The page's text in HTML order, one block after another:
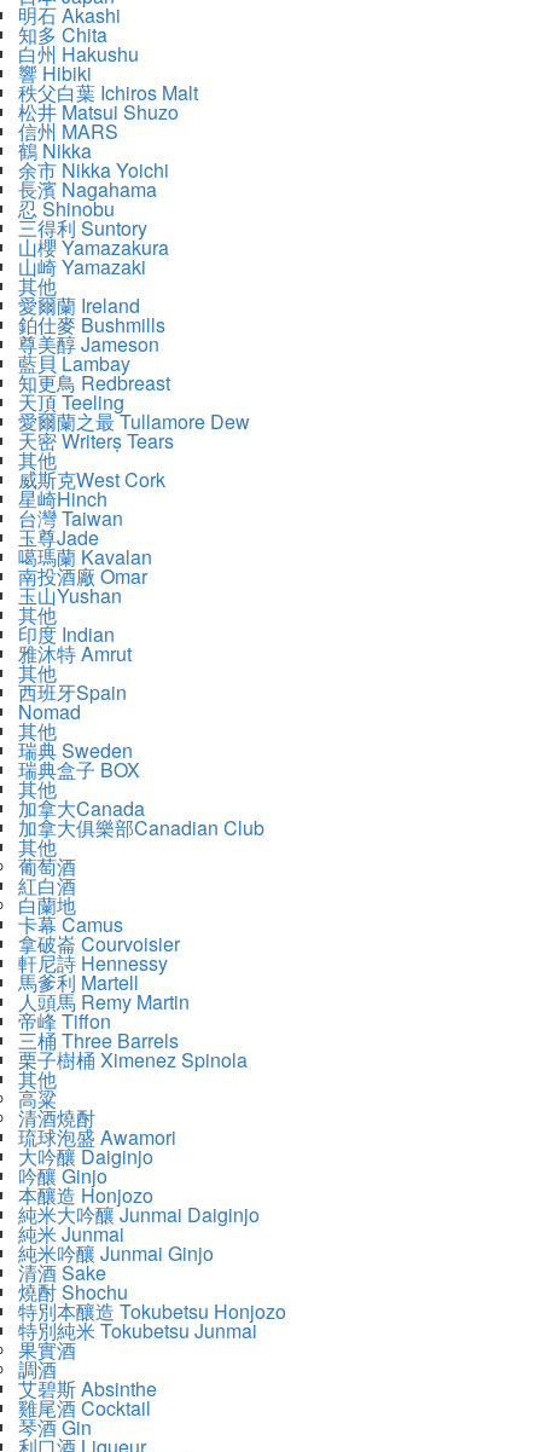
明石 Akashi
知多 Chita
白州 Hakushu
響 Hibiki
秩父白葉 Ichiros Malt
松井 Matsui Shuzo
信州 MARS
鶴 Nikka
余市 Nikka Yoichi
長濱 Nagahama
忍 Shinobu
三得利 Suntory
山櫻 Yamazakura
山崎 Yamazaki
其他
愛爾蘭 Ireland
鉑仕麥 Bushmills
尊美醇 Jameson
藍貝 Lambay
知更鳥 Redbreast
天頂 Teeling
愛爾蘭之最 Tullamore Dew
天密 Writerṣ Tears
其他
威斯克West Cork
星崎Hinch
台灣 Taiwan
玉尊Jade
噶瑪蘭 Kavalan
南投酒廠 Omar
玉山Yushan
其他
印度 Indian
雅沐特 Amrut
其他
西班牙Spain
Nomad
其他
瑞典 Sweden
瑞典盒子 BOX
其他
加拿大Canada
加拿大俱樂部Canadian Club
其他
葡萄酒
紅白酒
白蘭地
卡幕 Camus
拿破崙 Courvoisier
軒尼詩 Hennessy
馬爹利 Martell
人頭馬 Remy Martin
帝峰 Tiffon
三桶 Three Barrels
栗子樹桶 Ximenez Spinola
其他
高粱
清酒燒酎
琉球泡盛 Awamori
大吟釀 Daiginjo
吟釀 Ginjo
本釀造 Honjozo
純米大吟釀 Junmai Daiginjo
純米 Junmai
純米吟釀 Junmai Ginjo
清酒 Sake
燒酎 Shochu
特別本釀造 Tokubetsu Honjozo
特別純米 Tokubetsu Junmai
果實酒
調酒
艾碧斯 Absinthe
雞尾酒 Cocktail
琴酒 Gin